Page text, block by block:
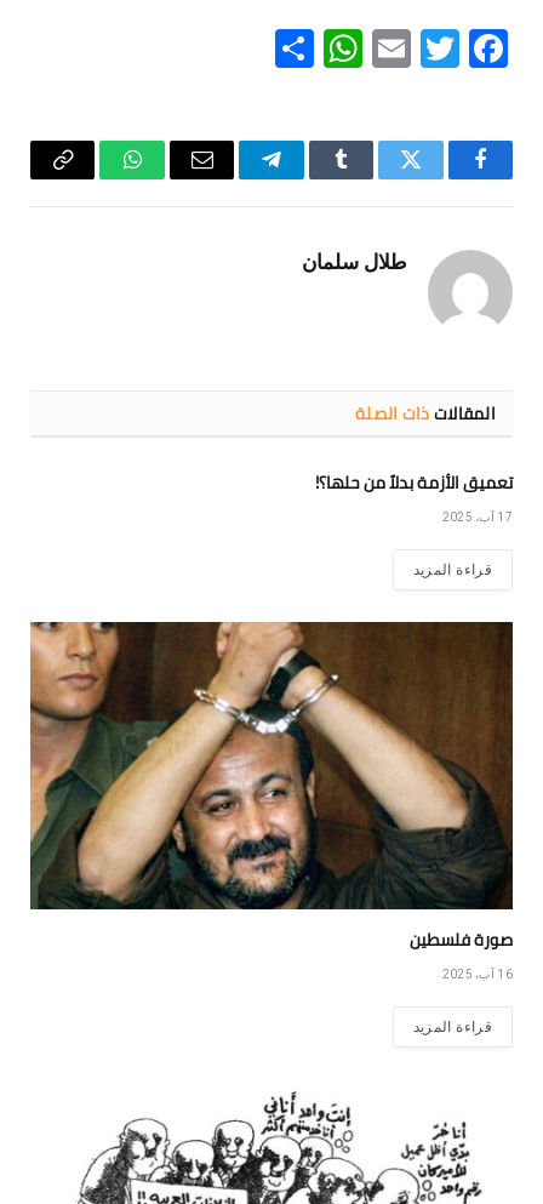
Facebook
Twitter
Email
WhatsApp
فيسبوكتويتر Tumblr تيلقرام البريد
واتسابCopy
طلال سلمان
المقالاتذات الصلة
تعميق الأزمة بدلاً من حلها؟!
17 آب، 2025
قراءة المزيد
صورة فلسطين
16 آب، 2025
قراءة المزيد